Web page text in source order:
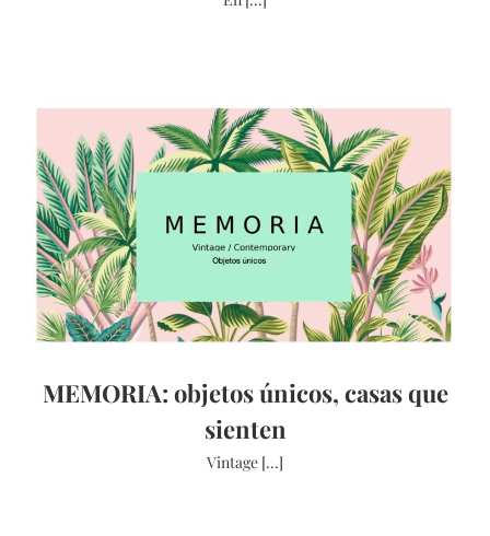
MEMORIA: objetos únicos, casas que
sienten
Vintage [...]